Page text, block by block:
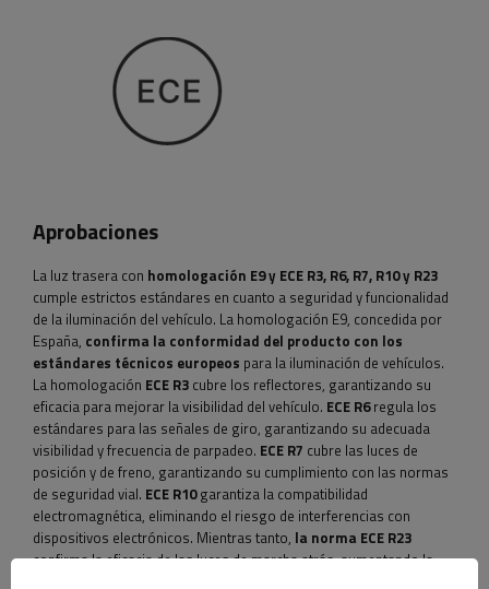
Aprobaciones
La luz trasera con homologación E9 y ECE R3, R6, R7, R10 y R23
cumple estrictos estándares en cuanto a seguridad y funcionalidad
de la iluminación del vehículo. La homologación E9, concedida por
España, confirma la conformidad del producto con los
estándares técnicos europeos para la iluminación de vehículos.
La homologación ECE R3 cubre los reflectores, garantizando su
eficacia para mejorar la visibilidad del vehículo. ECE R6regula los
estándares para las señales de giro, garantizando su adecuada
visibilidad y frecuencia de parpadeo. ECE R7 cubre las luces de
posición y de freno, garantizando su cumplimiento con las normas
de seguridad vial. ECE R10garantiza la compatibilidad
electromagnética, eliminando el riesgo de interferencias con
dispositivos electrónicos. Mientras tanto, la norma ECE R23
confirma la eficacia de las luces de marcha atrás, aumentando la